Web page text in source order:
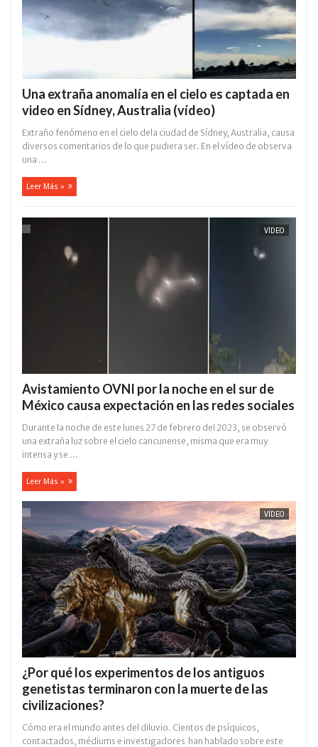
Una extraña anomalía en el cielo es captada en
video en Sídney, Australia (vídeo)
Extraño fenómeno en el cielo dela ciudad de Sídney, Australia, causa
diversos comentarios de lo que pudiera ser. En el vídeo de observa
una ...
Leer Más »
VÍDEO
Avistamiento OVNI por la noche en el sur de
México causa expectación en las redes sociales
Durante la noche de este lunes 27 de febrero del 2023, se observó
una extraña luz sobre el cielo cancunense, misma que era muy
intensa y se ...
Leer Más »
VÍDEO
¿Por qué los experimentos de los antiguos
genetistas terminaron con la muerte de las
civilizaciones?
Cómo era el mundo antes del diluvio. Cientos de psíquicos,
contactados, médiums e investigadores han hablado sobre este